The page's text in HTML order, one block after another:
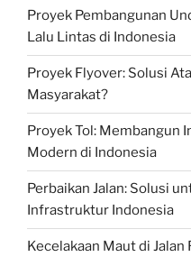
Proyek Pembangunan
Lalu Lintas di Indonesia
Proyek Flyover: Solusi
Masyarakat?
Proyek Tol: Membangun
Modern di Indonesia
Perbaikan Jalan: Solusi
Infrastruktur Indonesia
Kecelakaan Maut di Jalan